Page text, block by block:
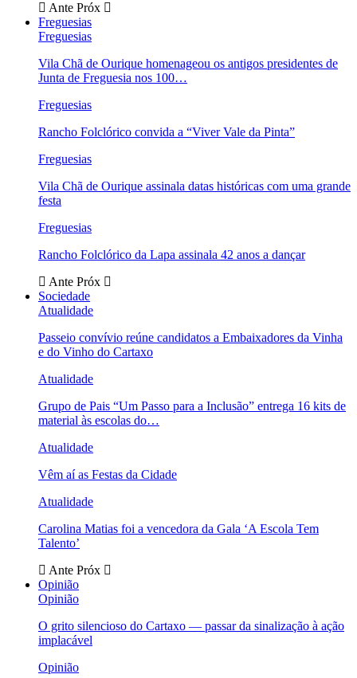
Ante Próx
Freguesias
Freguesias
Vila Chã de Ourique homenageou os antigos presidentes de
Junta de Freguesia nos 100…
Freguesias
Rancho Folclórico convida a “Viver Vale da Pinta”
Freguesias
Vila Chã de Ourique assinala datas históricas com uma grande
festa
Freguesias
Rancho Folclórico da Lapa assinala 42 anos a dançar
Ante Próx
Sociedade
Atualidade
Passeio convívio reúne candidatos a Embaixadores da Vinha
e do Vinho do Cartaxo
Atualidade
Grupo de Pais “Um Passo para a Inclusão” entrega 16 kits de
material às escolas do…
Atualidade
Vêm aí as Festas da Cidade
Atualidade
Carolina Matias foi a vencedora da Gala ‘A Escola Tem
Talento’
Ante Próx
Opinião
Opinião
O grito silencioso do Cartaxo — passar da sinalização à ação
implacável
Opinião